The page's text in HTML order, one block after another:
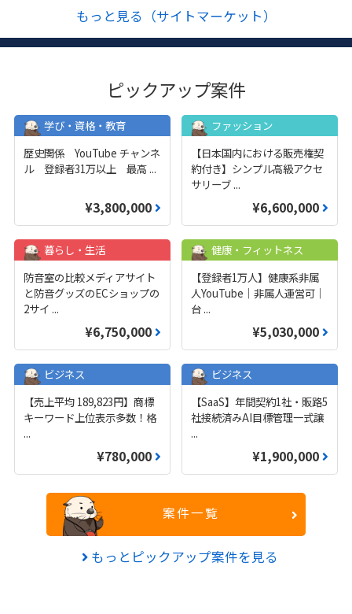
もっと見る（サイトマーケット）
ピックアップ案件
学び・資格・教育
歴史関係 YouTube チャンネ
ル 登録者31万以上 最高 ...
¥3,800,000
ファッション
【日本国内における販売権契
約付き】シンプル高級アクセ
サリーブ ...
¥6,600,000
暮らし・生活
防音室の比較メディアサイト
と防音グッズのECショップの
2サイ ...
¥6,750,000
健康・フィットネス
【登録者1万人】健康系非属
人YouTube｜非属人運営可｜
台 ...
¥5,030,000
ビジネス
【売上平均 189,823円】商標
キーワード上位表示多数！格
...
¥780,000
ビジネス
【SaaS】年間契約1社・販路5
社接続済みAI目標管理一式譲
...
¥1,900,000
案件一覧
もっとピックアップ案件を見る